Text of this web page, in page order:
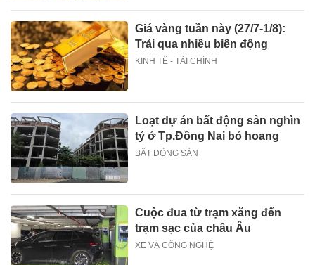
Giá vàng tuần này (27/7-1/8):
Trải qua nhiều biến động
KINH TẾ - TÀI CHÍNH
Loạt dự án bất động sản nghìn
tỷ ở Tp.Đồng Nai bỏ hoang
BẤT ĐỘNG SẢN
Cuộc đua từ trạm xăng đến
trạm sạc của châu Âu
XE VÀ CÔNG NGHỆ